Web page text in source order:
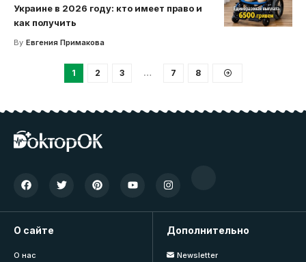
Украине в 2026 году: кто имеет право и
как получить
By Евгения Примакова
1 2 3 … 7 8
О сайте
О нас
Дополнительно
Newsletter